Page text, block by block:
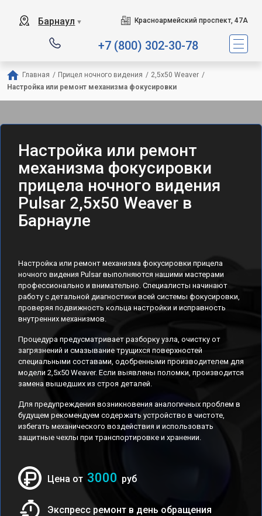
Барнаул ▼ Красноармейский проспект, 47А
+7 (800) 302-30-78
Главная / Прицел ночного видения / 2,5x50 Weaver /
Настройка или ремонт механизма фокусировки
Настройка или ремонт
механизма фокусировки
прицела ночного видения
Pulsar 2,5x50 Weaver в
Барнауле
Настройка или ремонт механизма фокусировки прицела
ночного видения Pulsar выполняются нашими мастерами
профессионально и внимательно. Специалисты начинают
работу с детальной диагностики всей системы фокусировки,
проверяя подвижность кольца настройки и исправность
внутренних механизмов.
Процедура предусматривает разборку узла, очистку от
загрязнений и смазывание трущихся поверхностей
специальными составами, одобренными производителем для
модели 2,5x50 Weaver. Если выявлены поломки, производится
замена вышедших из строя деталей.
Для предупреждения возникновения аналогичных проблем в
будущем рекомендуем содержать устройство в чистоте,
избегать механического воздействия и использовать
защитные чехлы при транспортировке и хранении.
Цена от 3000 руб
Экспресс ремонт в день обращения